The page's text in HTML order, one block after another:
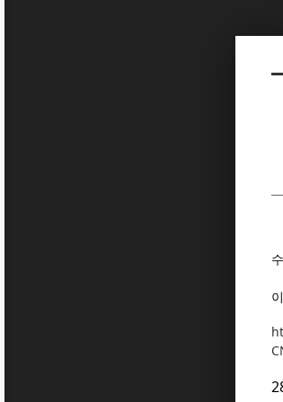
Sketchbook5, 스케치
Sketchbook5, 스케치
Sketchbook5, 스케치
Sketchbook5, 스케치